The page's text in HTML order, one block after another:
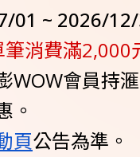
01 ~ 2026/
消費滿2,000
WOW會員持
。
頁公告為準。